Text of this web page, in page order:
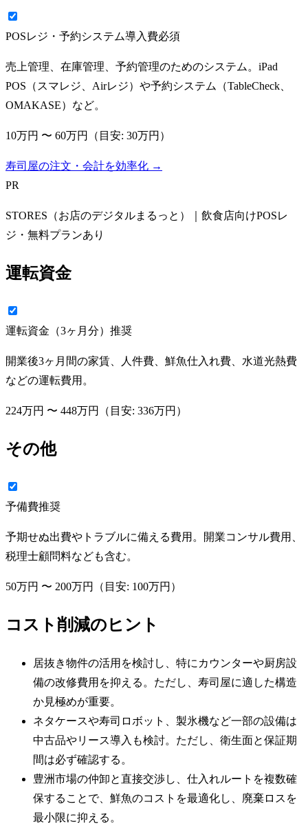
POSレジ・予約システム導入費必須
売上管理、在庫管理、予約管理のためのシステム。iPad
POS（スマレジ、Airレジ）や予約システム（TableCheck、
OMAKASE）など。
10万円 〜 60万円 （目安: 30万円 ）
寿司屋の注文・会計を効率化 →
PR
STORES（お店のデジタルまるっと）｜飲食店向けPOSレ
ジ・無料プランあり
運転資金
運転資金（3ヶ月分） 推奨
開業後3ヶ月間の家賃、人件費、鮮魚仕入れ費、水道光熱費
などの運転費用。
224万円 〜 448万円 （目安: 336万円 ）
その他
予備費推奨
予期せぬ出費やトラブルに備える費用。開業コンサル費用、
税理士顧問料なども含む。
50万円 〜 200万円 （目安: 100万円 ）
コスト削減のヒント
居抜き物件の活用を検討し、特にカウンターや厨房設
備の改修費用を抑える。ただし、寿司屋に適した構造
か見極めが重要。
ネタケースや寿司ロボット、製氷機など一部の設備は
中古品やリース導入も検討。ただし、衛生面と保証期
間は必ず確認する。
豊洲市場の仲卸と直接交渉し、仕入れルートを複数確
保することで、鮮魚のコストを最適化し、廃棄ロスを
最小限に抑える。